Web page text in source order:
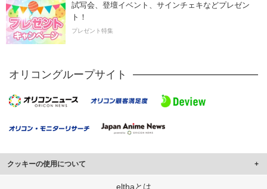
試写会、登壇イベント、サインチェキなどプレゼン
ト！
プレゼント特集
オリコングループサイト
クッキーの使用について
このサイトでは Cookie を使用して、ユーザーに合わせたコンテンツや広告の
elthaとは